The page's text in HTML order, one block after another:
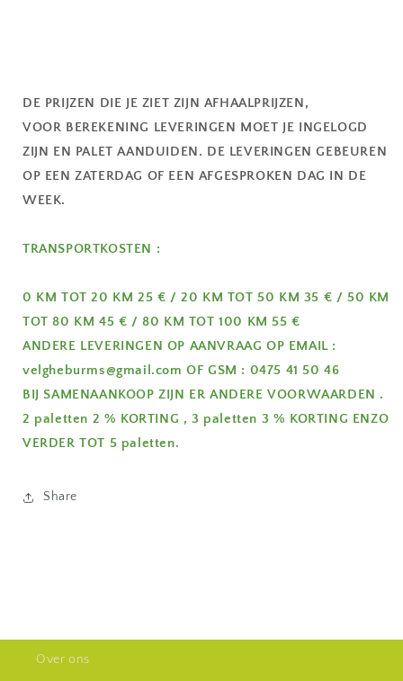
DE PRIJZEN DIE JE ZIET ZIJN AFHAALPRIJZEN,
VOOR BEREKENING LEVERINGEN MOET JE INGELOGD
ZIJN EN PALET AANDUIDEN. DE LEVERINGEN GEBEUREN
OP EEN ZATERDAG OF EEN AFGESPROKEN DAG IN DE
WEEK.
TRANSPORTKOSTEN :
0 KM TOT 20 KM 25 € / 20 KM TOT 50 KM 35 € / 50 KM
TOT 80 KM 45 € / 80 KM TOT 100 KM 55 €
ANDERE LEVERINGEN OP AANVRAAG OP EMAIL :
velgheburms@gmail.com OF GSM : 0475 41 50 46
BIJ SAMENAANKOOP ZIJN ER ANDERE VOORWAARDEN .
2 paletten 2 % KORTING , 3 paletten 3 % KORTING ENZO
VERDER TOT 5 paletten.
Share
Over ons